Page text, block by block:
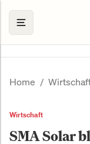
Home
Wirtschaft
SMA Solar